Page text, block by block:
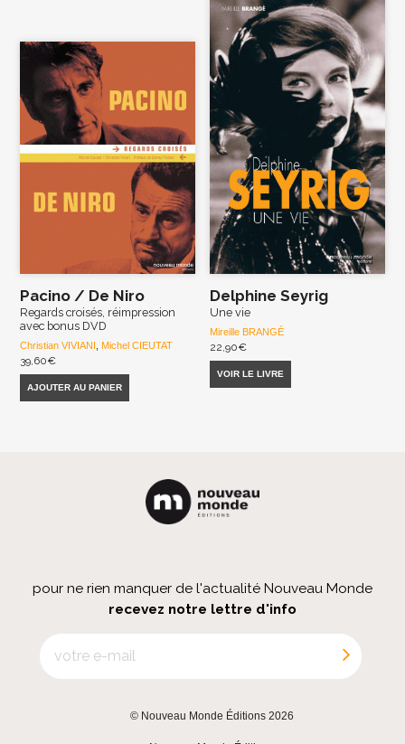
Pacino / De Niro
Regards croisés, réimpression
avec bonus DVD
Christian VIVIANI Michel CIEUTAT
39,60€
AJOUTER AU PANIER
Delphine Seyrig
Une vie
Mireille BRANGÉ
22,90€
VOIR LE LIVRE
pour ne rien manquer de l'actualité Nouveau Monde
recevez notre lettre d'info
© Nouveau Monde Éditions 2026